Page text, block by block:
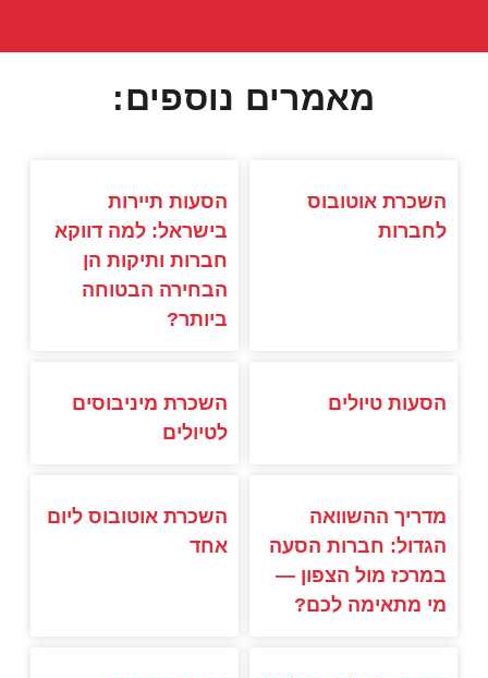
מאמרים נוספים:
השכרת אוטובוס
לחברות
הסעות תיירות
בישראל: למה דווקא
חברות ותיקות הן
הבחירה הבטוחה
ביותר?
הסעות טיולים
השכרת מיניבוסים
לטיולים
מדריך ההשוואה
הגדול: חברות הסעה
במרכז מול הצפון —
מי מתאימה לכם?
השכרת אוטובוס ליום
אחד